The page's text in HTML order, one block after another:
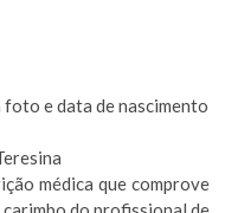
e data de nascimento
médica que comprove